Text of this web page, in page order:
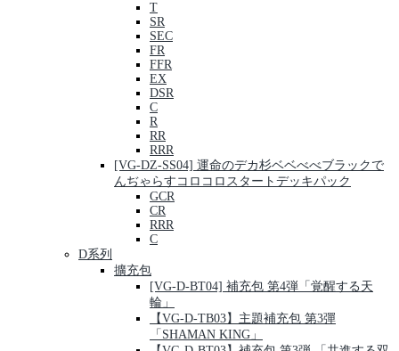
T
SR
SEC
FR
FFR
EX
DSR
C
R
RR
RRR
[VG-DZ-SS04] 運命のデカ杉ベベべべブラックで
んぢゃらすコロコロスタートデッキパック
GCR
CR
RRR
C
D系列
擴充包
[VG-D-BT04] 補充包 第4弾「覚醒する天
輪」
【VG-D-TB03】主題補充包 第3彈
「SHAMAN KING」